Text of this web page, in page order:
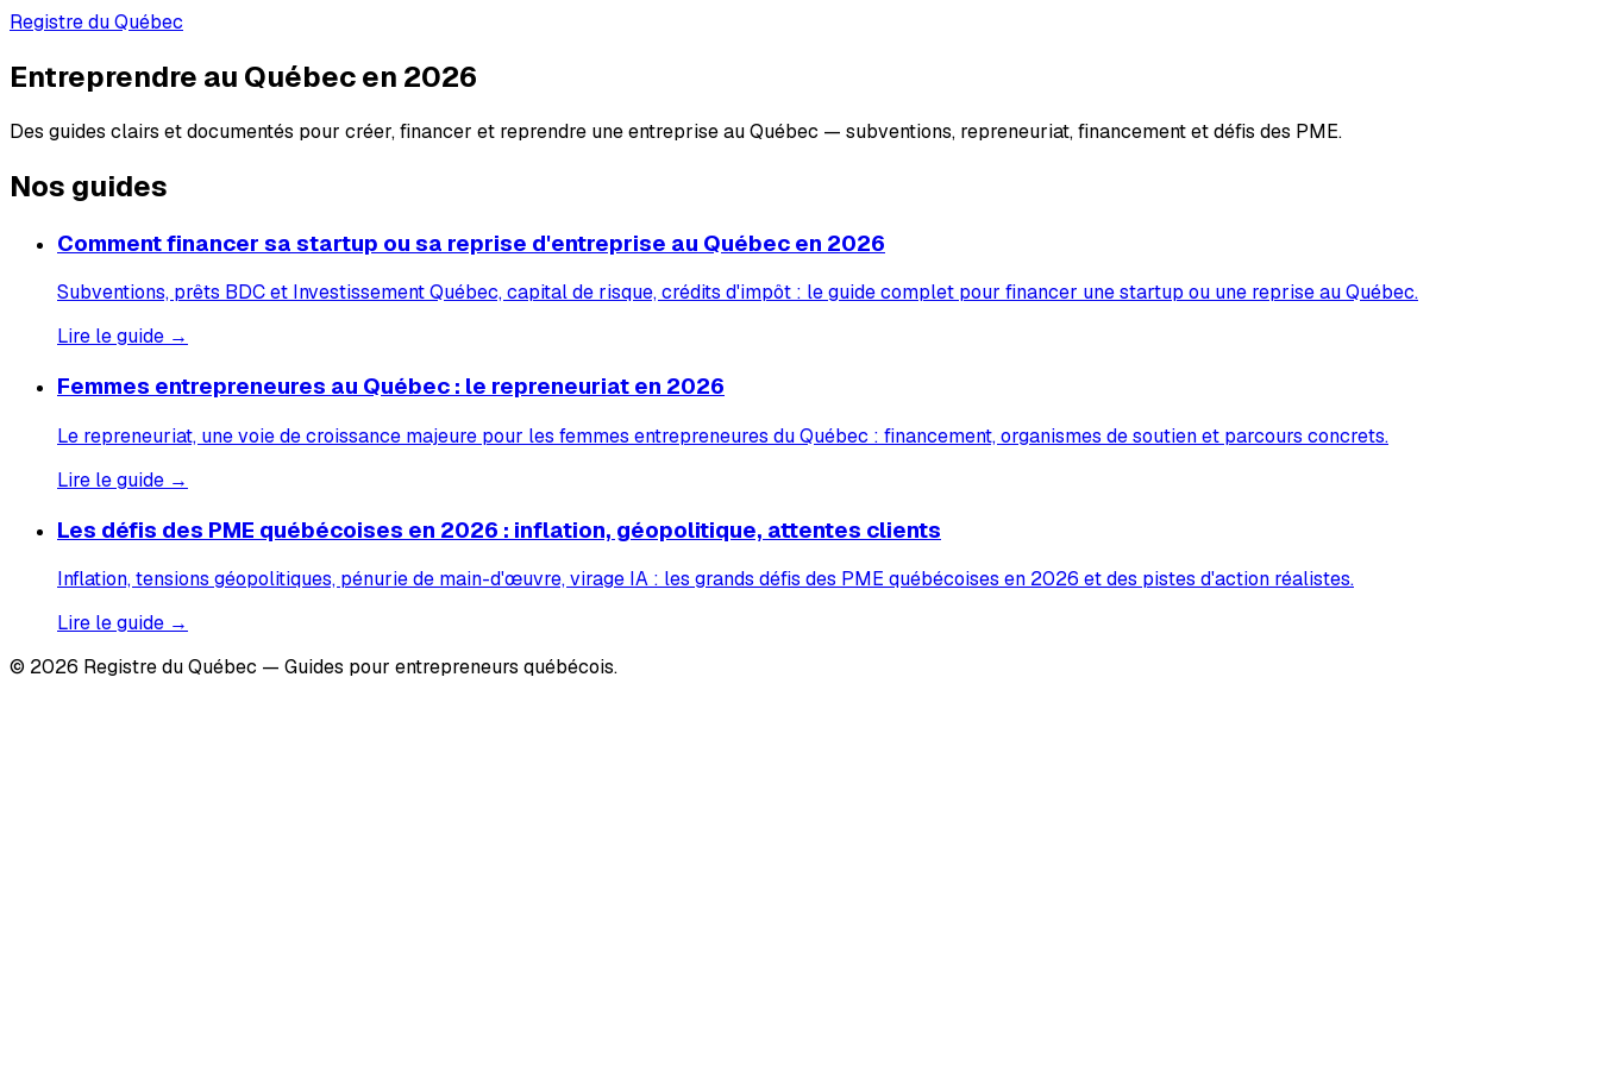
Registre du Québec
Entreprendre au Québec en 2026
Des guides clairs et documentés pour créer, financer et reprendre une entreprise au Québec — subventions, repreneuriat, financement et défis des PME.
Nos guides
Comment financer sa startup ou sa reprise d'entreprise au Québec en 2026
Subventions, prêts BDC et Investissement Québec, capital de risque, crédits d'impôt : le guide complet pour financer une startup ou une reprise au Québec.
Lire le guide →
Femmes entrepreneures au Québec : le repreneuriat en 2026
Le repreneuriat, une voie de croissance majeure pour les femmes entrepreneures du Québec : financement, organismes de soutien et parcours concrets.
Lire le guide →
Les défis des PME québécoises en 2026 : inflation, géopolitique, attentes clients
Inflation, tensions géopolitiques, pénurie de main-d'œuvre, virage IA : les grands défis des PME québécoises en 2026 et des pistes d'action réalistes.
Lire le guide →
© 2026 Registre du Québec — Guides pour entrepreneurs québécois.